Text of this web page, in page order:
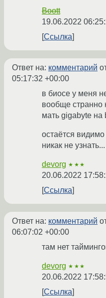
Boott
19.06.2022
Ссылка
Ответ на: комментарий
05:17:32 +00:00
в биосе у меня
вообще странно
мать gigabyte на
остаётся
никак не узнать...
devorg ★★★
20.06.2022
Ссылка
Ответ на: комментарий
06:07:02 +00:00
там нет
devorg ★★★
20.06.2022
Ссылка